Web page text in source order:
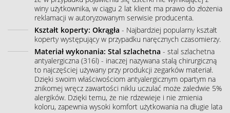
winy użytkownika, w ciągu 2 lat klient ma prawo do złożenia
reklamacji w autoryzowanym serwisie producenta.
Kształt koperty: Okrągła - Najbardziej popularny kształt
koperty występujący w przypadku naręcznych czasomierzy.
Materiał wykonania: Stal szlachetna - stal szlachetna
antyalergiczna (316l) - inaczej nazywana stalą chirurgiczną
to najczęściej używany przy produkcji zegarków materiał.
Dzięki swoim właściwościom antyalergicznym opartym na
znikomej wręcz zawartości niklu uczulać może zaledwie 5%
alergików. Dzięki temu, że nie rdzewieje i nie zmienia
koloru, zapewnia wysoki komfort użytkowania na długie lata